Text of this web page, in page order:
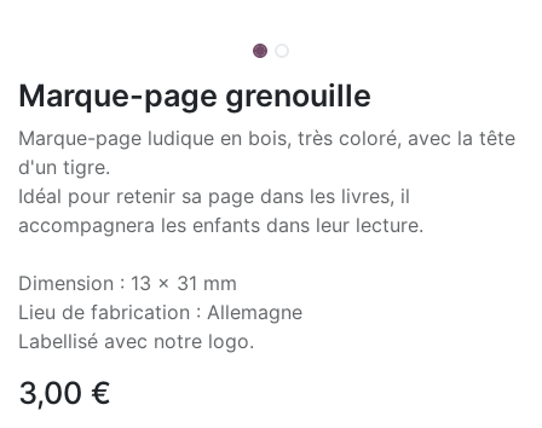
Marque-page grenouille
Marque-page ludique en bois, très coloré, avec la tête
d'un tigre.
Idéal pour retenir sa page dans les livres, il
accompagnera les enfants dans leur lecture.
Dimension : 13 x 31 mm
Lieu de fabrication : Allemagne
Labellisé avec notre logo.
3,00 €